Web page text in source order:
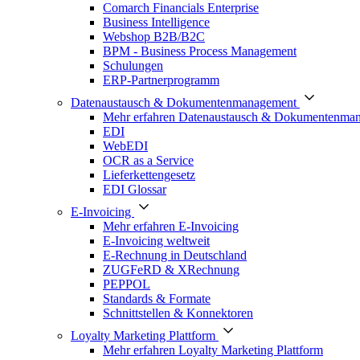
Comarch Financials Enterprise
Business Intelligence
Webshop B2B/B2C
BPM - Business Process Management
Schulungen
ERP-Partnerprogramm
Datenaustausch & Dokumentenmanagement
Mehr erfahren Datenaustausch &
EDI
WebEDI
OCR as a Service
Lieferkettengesetz
EDI Glossar
E-Invoicing
Mehr erfahren E-Invoicing
E-Invoicing weltweit
E-Rechnung in Deutschland
ZUGFeRD & XRechnung
PEPPOL
Standards & Formate
Schnittstellen & Konnektoren
Loyalty Marketing Plattform
Mehr erfahren Loyalty Marketing Plattform